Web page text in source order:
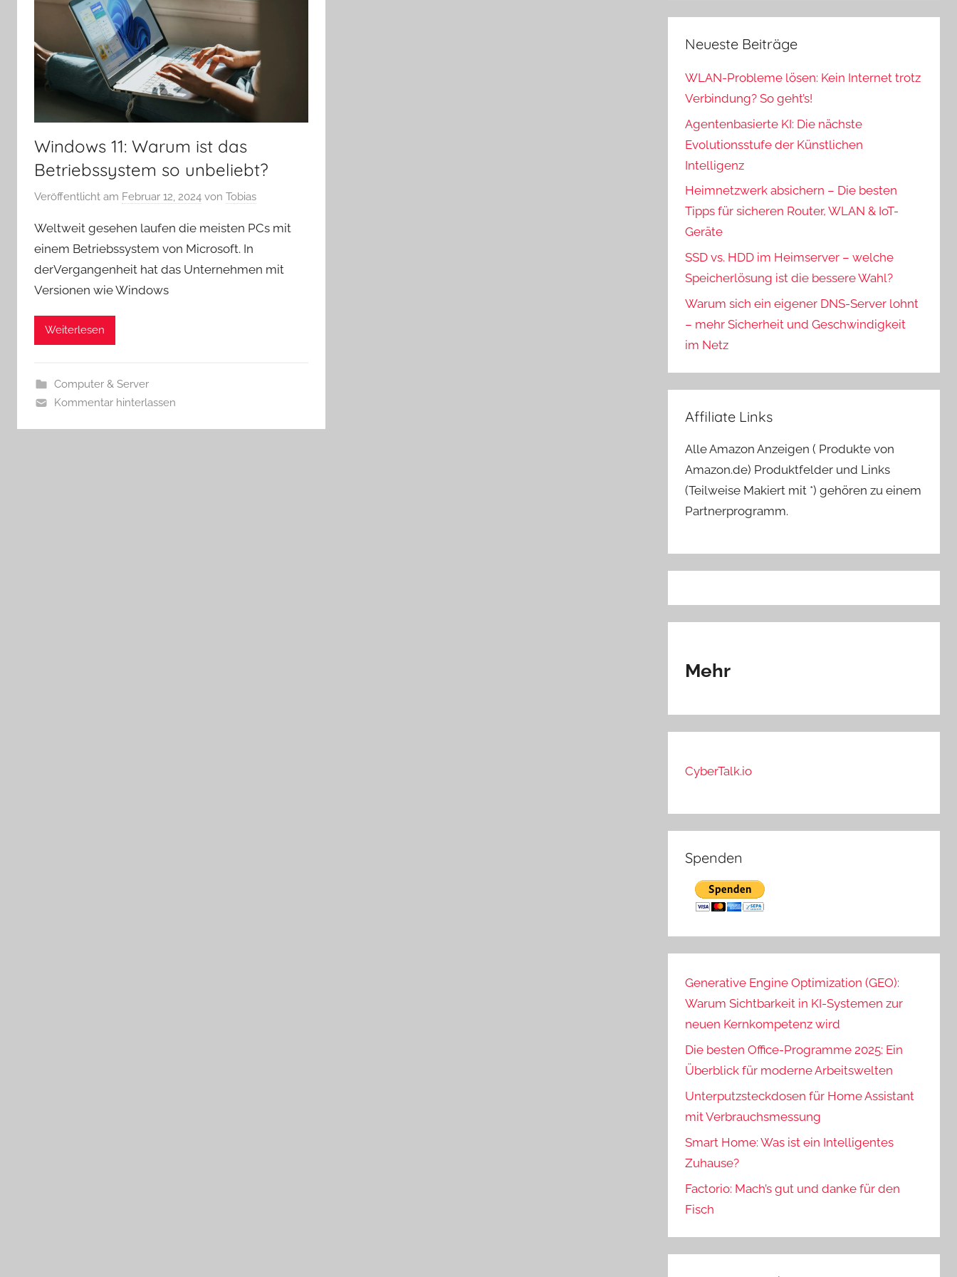
Windows 11: Warum ist das
Betriebssystem so unbeliebt?
Veröffentlicht am Februar 12, 2024 von Tobias
Weltweit gesehen laufen die meisten PCs mit
einem Betriebssystem von Microsoft. In
derVergangenheit hat das Unternehmen mit
Versionen wie Windows
Weiterlesen
Computer & Server
Kommentar hinterlassen
Neueste Beiträge
WLAN-Probleme lösen: Kein Internet trotz
Verbindung? So geht’s!
Agentenbasierte KI: Die nächste
Evolutionsstufe der Künstlichen
Intelligenz
Heimnetzwerk absichern – Die besten
Tipps für sicheren Router, WLAN & IoT-
Geräte
SSD vs. HDD im Heimserver – welche
Speicherlösung ist die bessere Wahl?
Warum sich ein eigener DNS-Server lohnt
– mehr Sicherheit und Geschwindigkeit
im Netz
Affiliate Links
Alle Amazon Anzeigen ( Produkte von
Amazon.de) Produktfelder und Links
(Teilweise Makiert mit *) gehören zu einem
Partnerprogramm.
Mehr
CyberTalk.io
Spenden
Generative Engine Optimization (GEO):
Warum Sichtbarkeit in KI-Systemen zur
neuen Kernkompetenz wird
Die besten Office-Programme 2025: Ein
Überblick für moderne Arbeitswelten
Unterputzsteckdosen für Home Assistant
mit Verbrauchsmessung
Smart Home: Was ist ein Intelligentes
Zuhause?
Factorio: Mach’s gut und danke für den
Fisch